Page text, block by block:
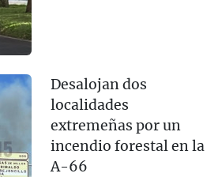
Desalojan dos
localidades
extremeñas por un
incendio forestal en la
A-66